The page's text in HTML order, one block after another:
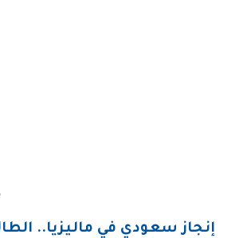
إنجاز سعودي في ماليزيا..